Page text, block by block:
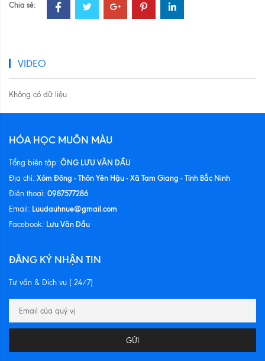
Chia sẻ:
VIDEO
Không có dữ liệu
HÓA HỌC MUÔN MÀU
Tổng biên tập: ÔNG LƯU VĂN DẦU
Địa chỉ: Xóm Đông - Thôn Yên Hậu - Xã Tam Giang - Tỉnh Bắc Ninh
Điện thoại: 0987577286
Email: Luudauhnue@gmail.com
Facebook: Lưu Văn Dầu
ĐĂNG KÝ NHẬN TIN
Tư vấn & Dịch vụ ( 24/7)
GỬI